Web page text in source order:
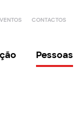
CONTACTOS
Pessoas